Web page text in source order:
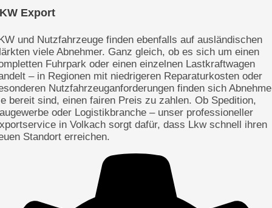
Export
und Nutzfahrzeuge finden ebenfalls auf ausländischen
viele Abnehmer. Ganz gleich, ob es sich um einen
Fuhrpark oder einen einzelnen Lastkraftwagen
– in Regionen mit niedrigeren Reparaturkosten oder
Nutzfahrzeuganforderungen finden sich
bereit sind, einen fairen Preis zu zahlen. Ob Spedition,
oder Logistikbranche – unser professioneller
in Volkach sorgt dafür, dass Lkw schnell ihren
Standort erreichen.